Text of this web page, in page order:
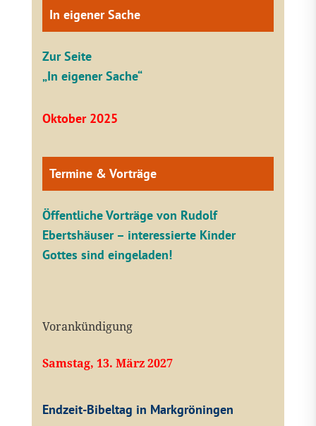
In eigener Sache
Zur Seite
„In eigener Sache“
Oktober 2025
Termine & Vorträge
Öffentliche Vorträge von Rudolf
Ebertshäuser – interessierte Kinder
Gottes sind eingeladen!
Vorankündigung
Samstag, 13. März 2027
Endzeit-Bibeltag in Markgröningen